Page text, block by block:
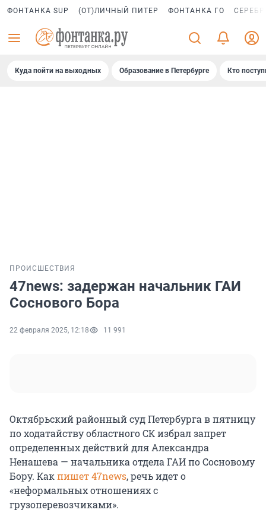
ФОНТАНКА SUP (ОТ)ЛИЧНЫЙ ПИТЕР ФОНТАНКА ГО
Куда пойти на выходных Образование в Петербурге Кто
ПРОИСШЕСТВИЯ
47news: задержан начальник ГАИ
Соснового Бора
22 февраля 2025, 12:18 11 991
Октябрьский районный суд Петербурга в пятницу
по ходатайству областного СК избрал запрет
определенных действий для Александра
Ненашева — начальника отдела ГАИ по Сосновому
Бору. Какпишет 47news, речь идет о
«неформальных отношениях с
грузоперевозчиками».